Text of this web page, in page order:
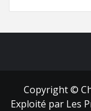
Copyright ©
Exploité par Les